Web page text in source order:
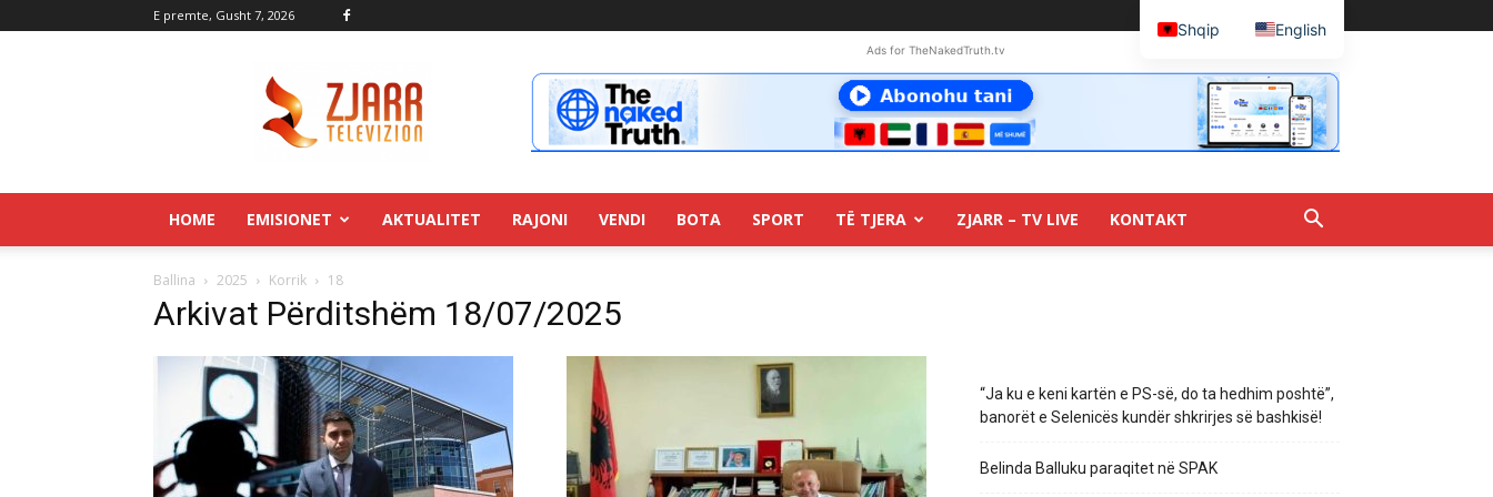
E premte, Gusht 7, 2026
Ads for TheNakedTruth.tv
HOME EMISIONET AKTUALITET RAJONI VENDI BOTA SPORT TË TJERA ZJARR – TV LIVE KONTAKT
Ballina 2025 Korrik 18
Arkivat Përditshëm 18/07/2025
“Ja ku e keni kartën e PS-së, do ta hedhim poshtë”,
banorët e Selenicës kundër shkrirjes së bashkisë!
Belinda Balluku paraqitet në SPAK
Shqip English